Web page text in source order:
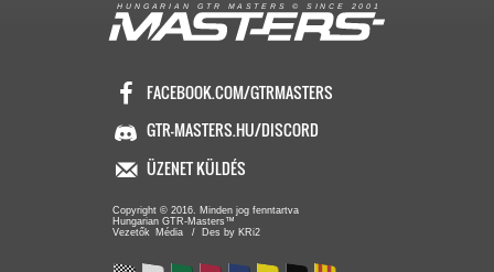
H U N G A R I A N G T R M A S T E R S © S I N C E 2 0 0 1
FACEBOOK.COM/GTRMASTERS
GTR-MASTERS.HU/DISCORD
ÜZENET KÜLDÉS
Copyright © 2016. Minden jog fenntartva
Hungarian GTR-Masters™
Vezetők Média / Des by KRi2